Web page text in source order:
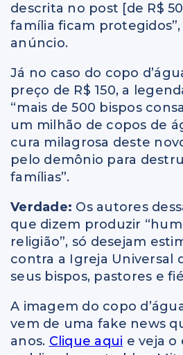
descrita no post [de R$
família ficam
anúncio.
Já no caso do copo
preço de R$ 150, a
“mais de 500 bispos
um milhão de copos de
cura milagrosa deste
pelo demônio para
famílias”.
Verdade: Os autores
que dizem produzir
religião”, só desejam
contra a Igreja Universal
seus bispos, pastores e
A imagem do copo
vem de uma fake news
anos. Clique aqui e veja